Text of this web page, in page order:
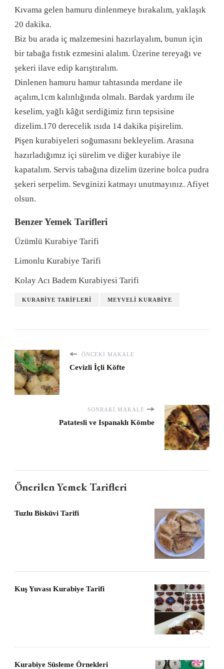
Kıvama gelen hamuru dinlenmeye bırakalım, yaklaşık
20 dakika.
Biz bu arada iç malzemesini hazırlayalım, bunun için
bir tabağa fıstık ezmesini alalım. Üzerine tereyağı ve
şekeri ilave edip karıştıralım.
Dinlenen hamuru hamur tahtasında merdane ile
açalım,1cm kalınlığında olmalı. Bardak yardımı ile
keselim, yağlı kâğıt serdiğimiz fırın tepsisine
dizelim.170 derecelik ısıda 14 dakika pişirelim.
Pişen kurabiyeleri soğumasını bekleyelim. Arasına
hazırladığımız içi sürelim ve diğer kurabiye ile
kapatalım. Servis tabağına dizelim üzerine bolca pudra
şekeri serpelim. Sevginizi katmayı unutmayınız. Afiyet
olsun.
Benzer Yemek Tarifleri
Üzümlü Kurabiye Tarifi
Limonlu Kurabiye Tarifi
Kolay Acı Badem Kurabiyesi Tarifi
KURABIYE TARIFLERI MEYVELI KURABIYE
ÖNCEKI MAKALE
Cevizli İçli Köfte
SONRAKI MAKALE
Patatesli ve Ispanaklı Kömbe
Önerilen Yemek Tarifleri
Tuzlu Bisküvi Tarifi
Kuş Yuvası Kurabiye Tarifi
Kurabiye Süsleme Örnekleri